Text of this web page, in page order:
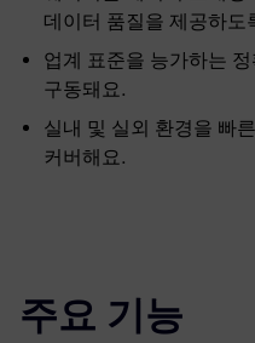
데이터 품질을 제공하도
업계 표준을 능가하는
구동돼요.
실내 및 실외 환경을 빠
커버해요.
주요 기능